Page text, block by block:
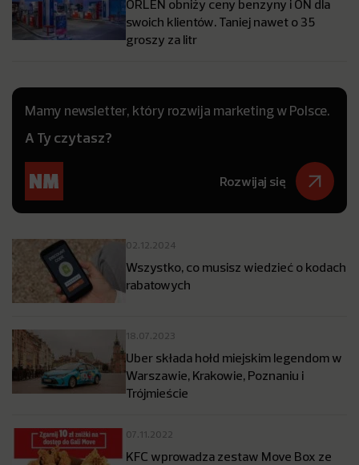
ORLEN obniży ceny benzyny i ON dla
swoich klientów. Taniej nawet o 35
groszy za litr
Mamy newsletter, który rozwija marketing w Polsce.
A Ty czytasz?
Rozwijaj się
02.12.2024
Wszystko, co musisz wiedzieć o kodach
rabatowych
18.07.2023
Uber składa hołd miejskim legendom w
Warszawie, Krakowie, Poznaniu i
Trójmieście
07.11.2022
KFC wprowadza zestaw Move Box ze